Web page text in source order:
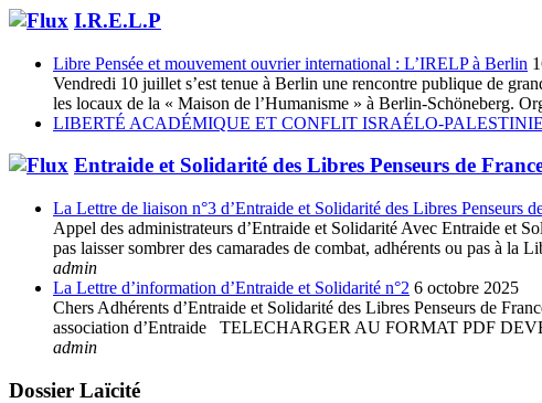
I.R.E.L.P
Libre Pensée et mouvement ouvrier international : L’IRELP à Berlin
Vendredi 10 juillet s’est tenue à Berlin une rencontre publique de
les locaux de la « Maison de l’Humanisme » à Berlin-Schöneberg.
LIBERTÉ ACADÉMIQUE ET CONFLIT ISRAÉLO-
Entraide et Solidarité des Libres Penseurs de
La Lettre de liaison n°3 d’Entraide et Solidarité des Libres Penseurs
Appel des administrateurs d’Entraide et Solidarité Avec Entraide et
pas laisser sombrer des camarades de combat, adhérents ou pas à
admin
La Lettre d’information d’Entraide et Solidarité n°2 6 octobre 2025
Chers Adhérents d’Entraide et Solidarité des Libres Penseurs de
association d’Entraide TELECHARGER AU FORMAT PDF
admin
Dossier Laïcité